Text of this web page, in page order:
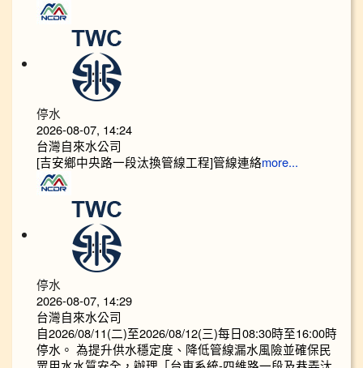
停水
2026-08-07, 14:24
台灣自來水公司
[吉安鄉中央路一段汰換管線工程]管線連絡more...
停水
2026-08-07, 14:29
台灣自來水公司
自2026/08/11(二)至2026/08/12(三)每日08:30時至16:00時
停水。 為提升供水穩定度、降低管線漏水風險並確保民